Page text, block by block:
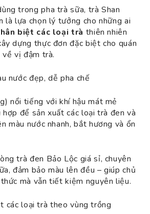
trong pha trà sữa, trà Shan
là lựa chọn lý tưởng cho những ai
biệt các loại trà thiên nhiên
dựng thực đơn đặc biệt cho quán
vị đậm trà.
nước đẹp, dễ pha chế
nổi tiếng với khí hậu mát mẻ
hợp để sản xuất các loại trà đen và
màu nước nhanh, bắt hương và ổn
trà đen Bảo Lộc giá sỉ, chuyên
đảm bảo màu lên đều – giúp chủ
mà vẫn tiết kiệm nguyên liệu.
các loại trà theo vùng trồng